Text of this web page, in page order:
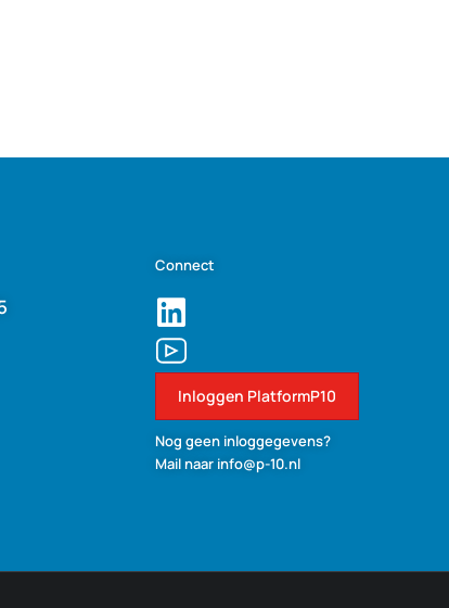
Connect
Inloggen PlatformP10
Nog geen inloggegevens?
Mail naar info@p-10.nl